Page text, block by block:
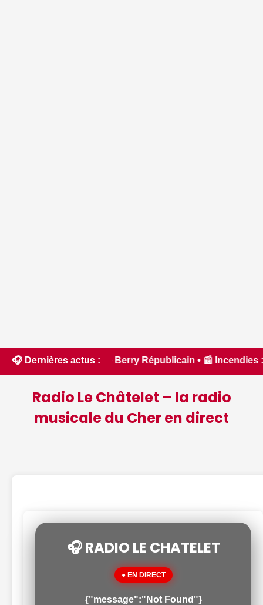
🎧 Dernières actus :
Le Berry Républicain • 📰 Incendies : des
Radio Le Châtelet – la radio
musicale du Cher en direct
🎧 RADIO LE CHATELET
● EN DIRECT
{"message":"Not Found"}